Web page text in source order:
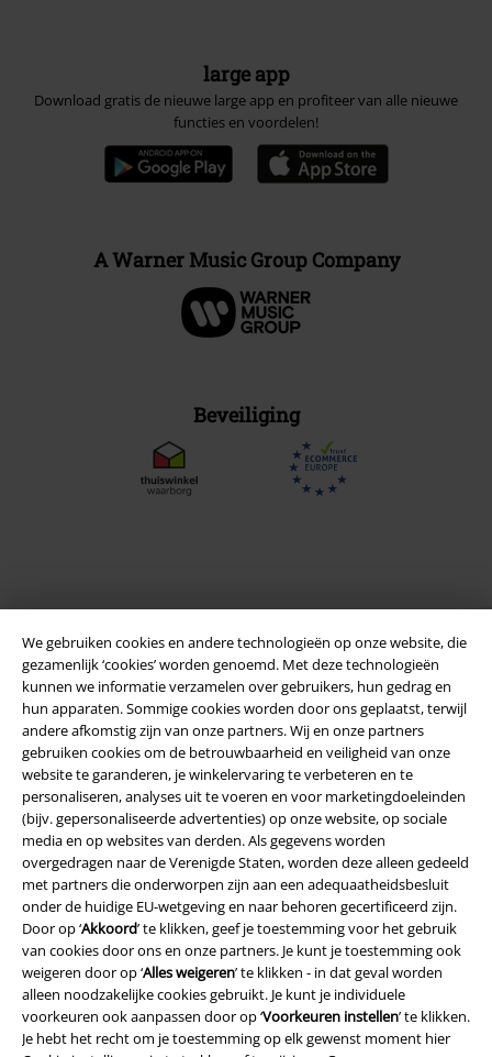
We gebruiken cookies en andere technologieën op onze website, die
gezamenlijk ‘cookies’ worden genoemd. Met deze technologieën
kunnen we informatie verzamelen over gebruikers, hun gedrag en
hun apparaten. Sommige cookies worden door ons geplaatst, terwijl
andere afkomstig zijn van onze partners. Wij en onze partners
gebruiken cookies om de betrouwbaarheid en veiligheid van onze
website te garanderen, je winkelervaring te verbeteren en te
personaliseren, analyses uit te voeren en voor marketingdoeleinden
(bijv. gepersonaliseerde advertenties) op onze website, op sociale
media en op websites van derden. Als gegevens worden
overgedragen naar de Verenigde Staten, worden deze alleen gedeeld
met partners die onderworpen zijn aan een adequaatheidsbesluit
onder de huidige EU-wetgeving en naar behoren gecertificeerd zijn.
Door op ‘Akkoord’ te klikken, geef je toestemming voor het gebruik
van cookies door ons en onze partners. Je kunt je toestemming ook
weigeren door op ‘Alles weigeren’ te klikken - in dat geval worden
alleen noodzakelijke cookies gebruikt. Je kunt je individuele
voorkeuren ook aanpassen door op ‘Voorkeuren instellen’ te klikken.
Je hebt het recht om je toestemming op elk gewenst moment hier
large app
Download gratis de nieuwe large app en profiteer van alle nieuwe
functies en voordelen!
A Warner Music Group Company
Beveiliging
Legal
Algemene Voorwaarden
Bedrijfsgegevens
Privacyverklaring
Verklaring van conformiteit
Informatie over toegankelijkheid
Cookie-instellingen